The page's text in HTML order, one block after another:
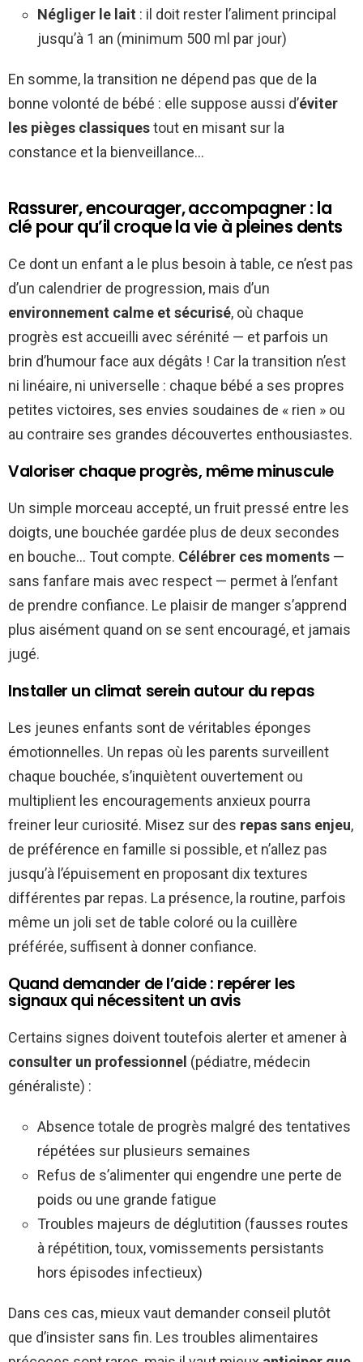
Négliger le lait : il doit rester l’aliment principal
jusqu’à 1 an (minimum 500 ml par jour)
En somme, la transition ne dépend pas que de la
bonne volonté de bébé : elle suppose aussi d’éviter
les pièges classiquestout en misant sur la
constance et la bienveillance…
Rassurer, encourager, accompagner : la
clé pour qu’il croque la vie à pleines dents
Ce dont un enfant a le plus besoin à table, ce n’est pas
d’un calendrier de progression, mais d’un
environnement calme et sécurisé, où chaque
progrès est accueilli avec sérénité — et parfois un
brin d’humour face aux dégâts ! Car la transition n’est
ni linéaire, ni universelle : chaque bébé a ses propres
petites victoires, ses envies soudaines de « rien » ou
au contraire ses grandes découvertes enthousiastes.
Valoriser chaque progrès, même minuscule
Un simple morceau accepté, un fruit pressé entre les
doigts, une bouchée gardée plus de deux secondes
en bouche… Tout compte. Célébrer ces moments —
sans fanfare mais avec respect — permet à l’enfant
de prendre confiance. Le plaisir de manger s’apprend
plus aisément quand on se sent encouragé, et jamais
jugé.
Installer un climat serein autour du repas
Les jeunes enfants sont de véritables éponges
émotionnelles. Un repas où les parents surveillent
chaque bouchée, s’inquiètent ouvertement ou
multiplient les encouragements anxieux pourra
freiner leur curiosité. Misez sur des repas sans enjeu,
de préférence en famille si possible, et n’allez pas
jusqu’à l’épuisement en proposant dix textures
différentes par repas. La présence, la routine, parfois
même un joli set de table coloré ou la cuillère
préférée, suffisent à donner confiance.
Quand demander de l’aide : repérer les
signaux qui nécessitent un avis
Certains signes doivent toutefois alerter et amener à
consulter un professionnel (pédiatre, médecin
généraliste) :
Absence totale de progrès malgré des tentatives
répétées sur plusieurs semaines
Refus de s’alimenter qui engendre une perte de
poids ou une grande fatigue
Troubles majeurs de déglutition (fausses routes
à répétition, toux, vomissements persistants
hors épisodes infectieux)
Dans ces cas, mieux vaut demander conseil plutôt
que d’insister sans fin. Les troubles alimentaires